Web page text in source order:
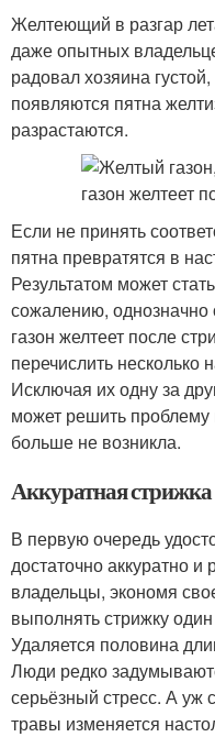
Желтеющий в разгар
даже опытных
радовал хозяина
появляются пятна
разрастаются.
Если не принять
пятна превратятся в
Результатом может
сожалению, однозначно
газон желтеет после
перечислить несколько
Исключая их одну за
может решить проблему
больше не возникла.
Аккуратная стрижка
В первую очередь
достаточно аккуратно
владельцы, экономя
выполнять стрижку
Удаляется половина
Люди редко
серьёзный стресс. А уж
травы изменяется